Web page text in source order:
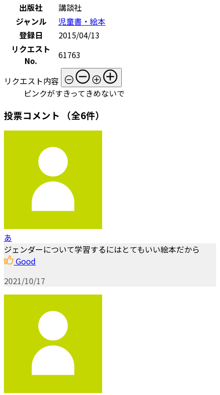
出版社
講談社
ジャンル
児童書・絵本
登録日
2015/04/13
リクエスト
No.
61763
リクエスト内容
ピンクがすきってきめないで
投票コメント （全6件）
あ
ジェンダーについて学習するにはとてもいい絵本だから
Good
2021/10/17